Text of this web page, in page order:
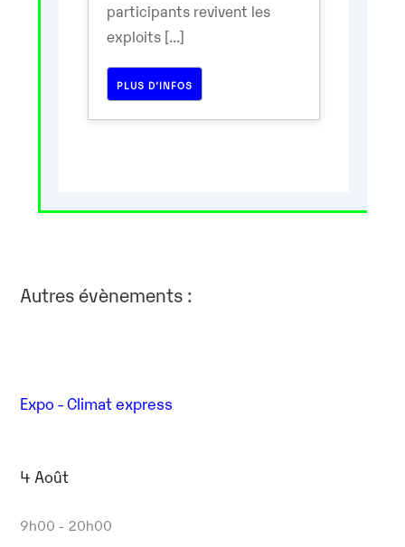
participants revivent les
exploits [...]
PLUS D’INFOS
Autres évènements :
Expo - Climat express
4 Août
9h00 - 20h00